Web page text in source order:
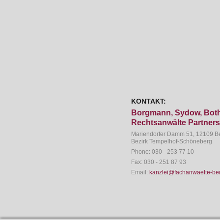
KONTAKT:
Borgmann, Sydow,
Rechtsanwälte
Mariendorfer Damm 51, 12109
Bezirk Tempelhof-Schöneberg
Phone: 030 - 253 77 10
Fax: 030 - 251 87 93
Email: kanzlei@fachanwaelte-